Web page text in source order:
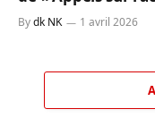
Bydk NK 1 avril 2026